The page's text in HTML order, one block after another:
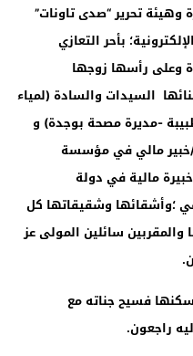
وهيئة تحرير “صدى تاونات”
بأحر التعازي
وعلى رأسها زوجها
السيدات والسادة (لمياء
-مديرة مصحة بوجدة) و
/خبير مالي في مؤسسة
مالية في دولة
؛وأشقائها وشقيقاتها كل
سائلين المولى عز
.
فسيح جناته مع
راجعون.